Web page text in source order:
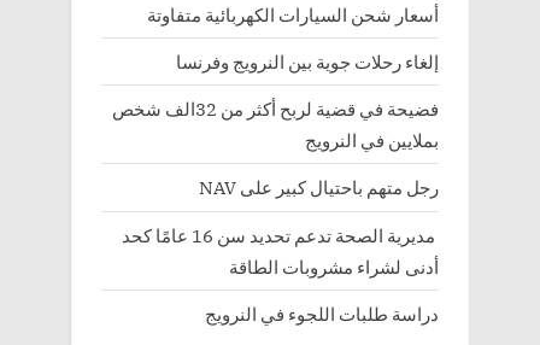
أسعار شحن السيارات الكهربائية متفاوتة
إلغاء رحلات جوية بين النرويج وفرنسا
فضيحة في قضية لربح أكثر من 32الف شخص
بملايين في النرويج
رجل متهم باحتيال كبير على NAV
مديرية الصحة تدعم تحديد سن 16 عامًا كحد
أدنى لشراء مشروبات الطاقة
دراسة طلبات اللجوء في النرويج